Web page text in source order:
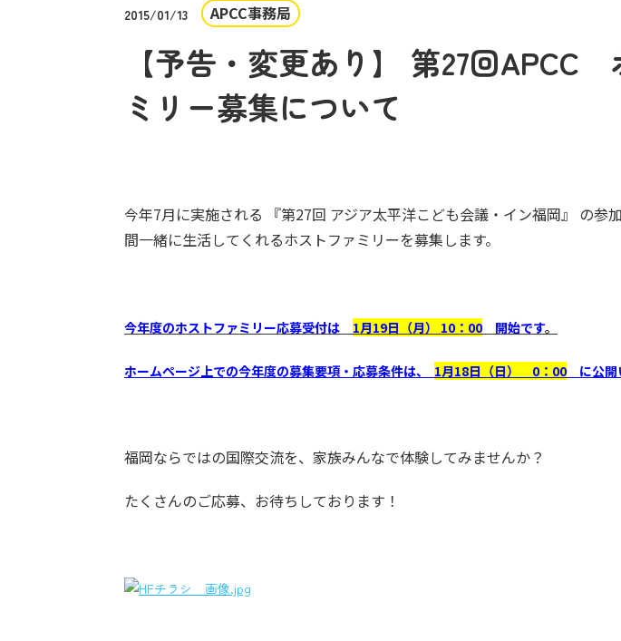
2015/01/13 APCC事務局
【予告・変更あり】 第27回APCC
ミリー募集について
今年7月に実施される 『第27回 アジア太平洋こども会議・イン福岡』 の参
間一緒に生活してくれるホストファミリーを募集します。
今年度のホストファミリー応募受付は 1月19日（月） 10：00 開始です。
ホームページ上での今年度の募集要項・応募条件は、 1月18日（日） 0：00 に公開
福岡ならではの国際交流を、家族みんなで体験してみませんか？
たくさんのご応募、お待ちしております！